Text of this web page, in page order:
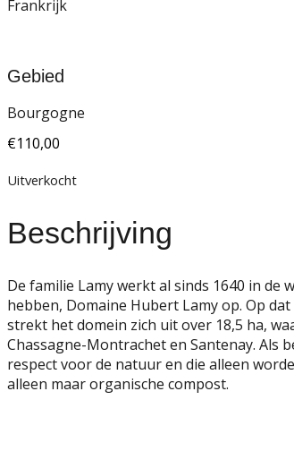
Frankrijk
Gebied
Bourgogne
€110,00
Uitverkocht
Beschrijving
De familie Lamy werkt al sinds 1640 in
hebben, Domaine Hubert Lamy op. Op
strekt het domein zich uit over 18,5 ha,
Chassagne-Montrachet en Santenay. Als
respect voor de natuur en die alleen
alleen maar organische compost.